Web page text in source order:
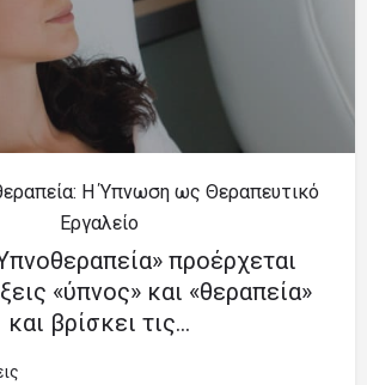
Η Ύπνωση ως Θεραπευτικό
Εργαλείο
προέρχεται
«ύπνος» και «θεραπεία»
και βρίσκει τις…